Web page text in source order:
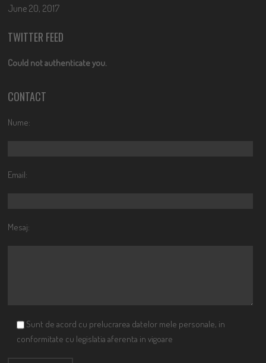
June 20, 2017
TWITTER FEED
Could not authenticate you.
CONTACT
Nume:
Email:
Mesaj:
Sunt de acord cu prelucrarea datelor mele personale, in
conformitate cu legislatia aferenta in vigoare